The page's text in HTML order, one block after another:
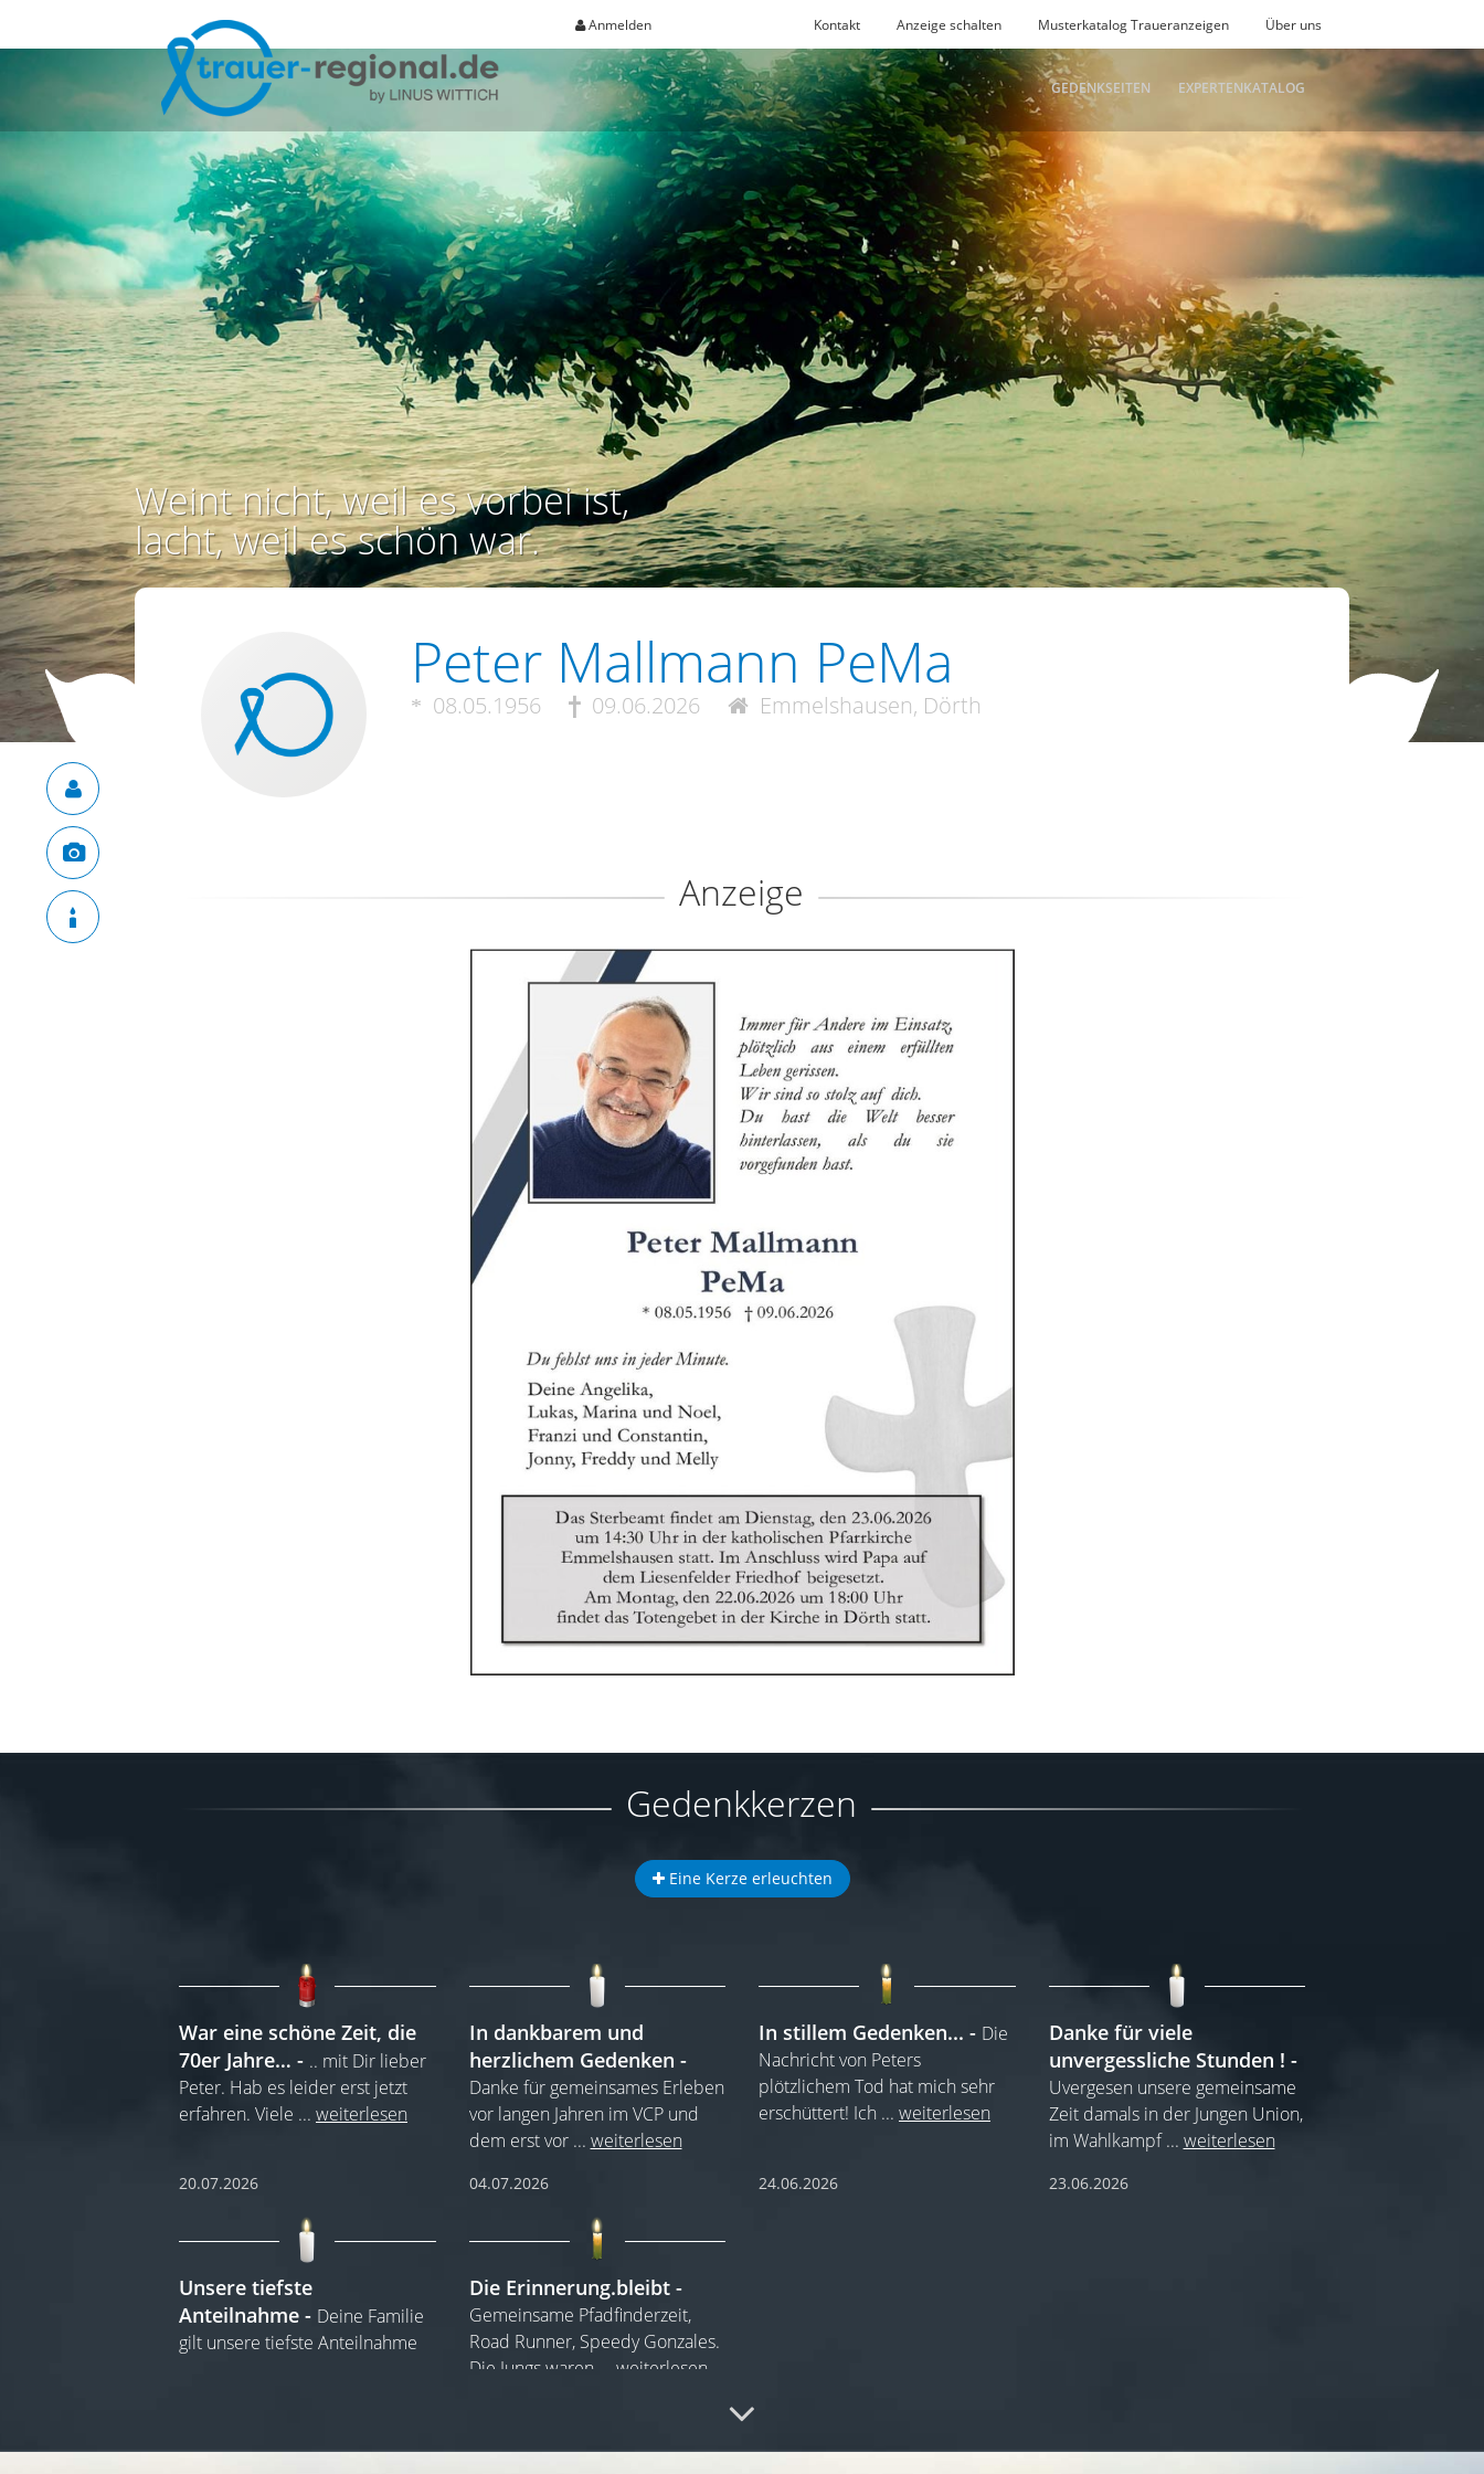
Anmelden Kontakt Anzeige schalten Musterkatalog Traueranzeigen Über uns
GEDENKSEITEN EXPERTENKATALOG
Weint nicht, weil es vorbei ist,
lacht, weil es schön war.
Peter Mallmann PeMa
08.05.1956 09.06.2026 Emmelshausen, Dörth
Anzeige
Gedenkkerzen
Eine Kerze erleuchten
War eine schöne Zeit, die
70er Jahre…
.. mit Dir lieber
Peter. Hab es leider erst jetzt
erfahren. Viele ... weiterlesen
20.07.2026
In dankbarem und
herzlichem Gedenken
Danke für gemeinsames Erleben
vor langen Jahren im VCP und
dem erst vor ... weiterlesen
04.07.2026
In stillem Gedenken...
Die
Nachricht von Peters
plötzlichem Tod hat mich sehr
erschüttert! Ich ... weiterlesen
24.06.2026
Danke für viele
unvergessliche Stunden !
Uvergesen unsere gemeinsame
Zeit damals in der Jungen Union,
im Wahlkampf... weiterlesen
23.06.2026
Unsere tiefste
Anteilnahme
Deine Familie
gilt unsere tiefste Anteilnahme
Die Erinnerung.bleibt
Gemeinsame Pfadfinderzeit,
Road Runner, Speedy Gonzales.
Die Jungs waren
weiterlesen